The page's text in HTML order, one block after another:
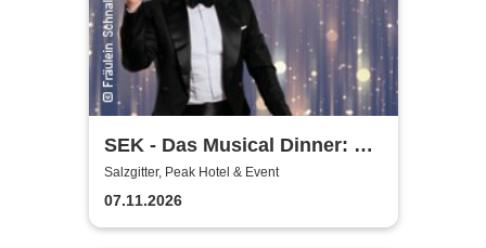
SEK - Das Musical Dinner: A
Broadway Night
Salzgitter, Peak Hotel & Event
07.11.2026